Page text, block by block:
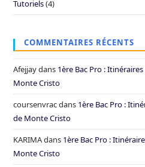
Tutoriels(4)
COMMENTAIRES RÉCENTS
Afejjaydans 1ère Bac Pro :
Monte Cristo
coursenvracdans 1ère Bac Pro :
de Monte Cristo
KARIMAdans 1ère Bac Pro :
Monte Cristo